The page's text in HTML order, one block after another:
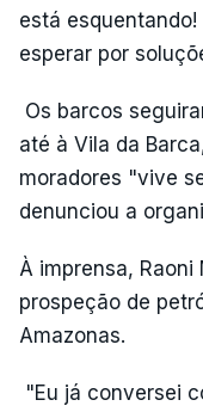
está
esperar por
Os barcos
até à Vila da
moradores "vive
denunciou a
À imprensa,
prospeção de
Amazonas.
"Eu já conversei